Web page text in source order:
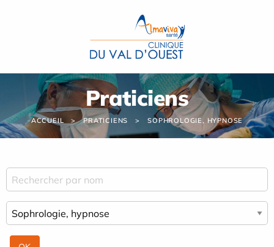
Praticiens
ACCUEIL PRATICIENS SOPHROLOGIE, HYPNOSE